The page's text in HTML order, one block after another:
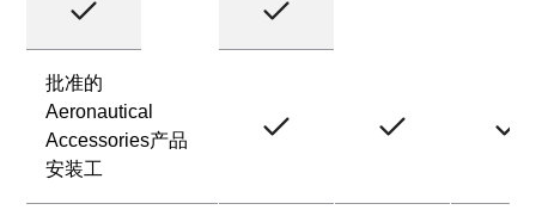
批准的
Aeronautical
Accessories产品
安装工